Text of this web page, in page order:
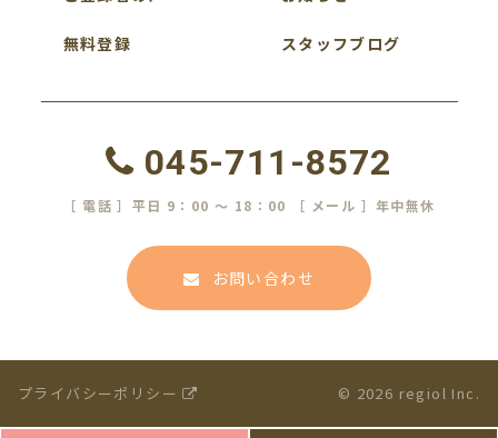
無料登録 スタッフブログ
045-711-8572
［ 電話 ］平日 9：00 ～ 18：00 ［ メール ］年中無休
お問い合わせ
プライバシーポリシー © 2026 regiol Inc.